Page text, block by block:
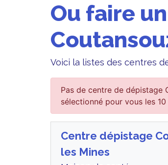
Ou faire
Voici la listes des centres
Pas de centre de dépistage
sélectionné pour vous les
Centre dépistage
les Mines